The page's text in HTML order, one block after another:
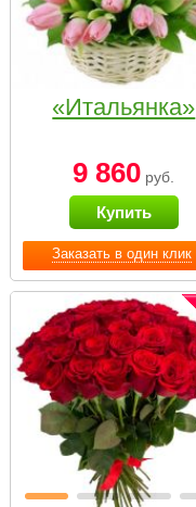
Заказать в один клик
«Итальянка»
9 860 руб.
Купить